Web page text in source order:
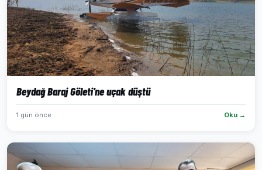
Beydağ Baraj Göleti'ne uçak düştü
1 gün önce Oku →